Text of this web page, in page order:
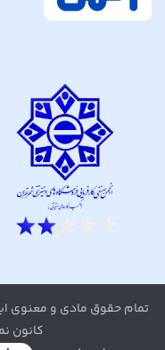
تمام حقوق مادی و معنوی
کانون